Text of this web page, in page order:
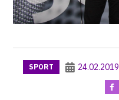
SPORT 24.02.2019